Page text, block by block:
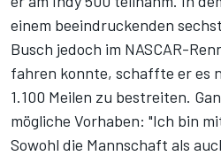
einem beeindruckenden
Busch jedoch im NASCAR-
fahren konnte, schaffte er es
1.100 Meilen zu bestreiten.
mögliche Vorhaben: "Ich bin
Sowohl die Mannschaft als